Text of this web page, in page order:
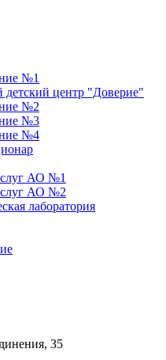
№1
центр "Доверие"
№2
№3
№4
АО №1
АО №2
лаборатория
35